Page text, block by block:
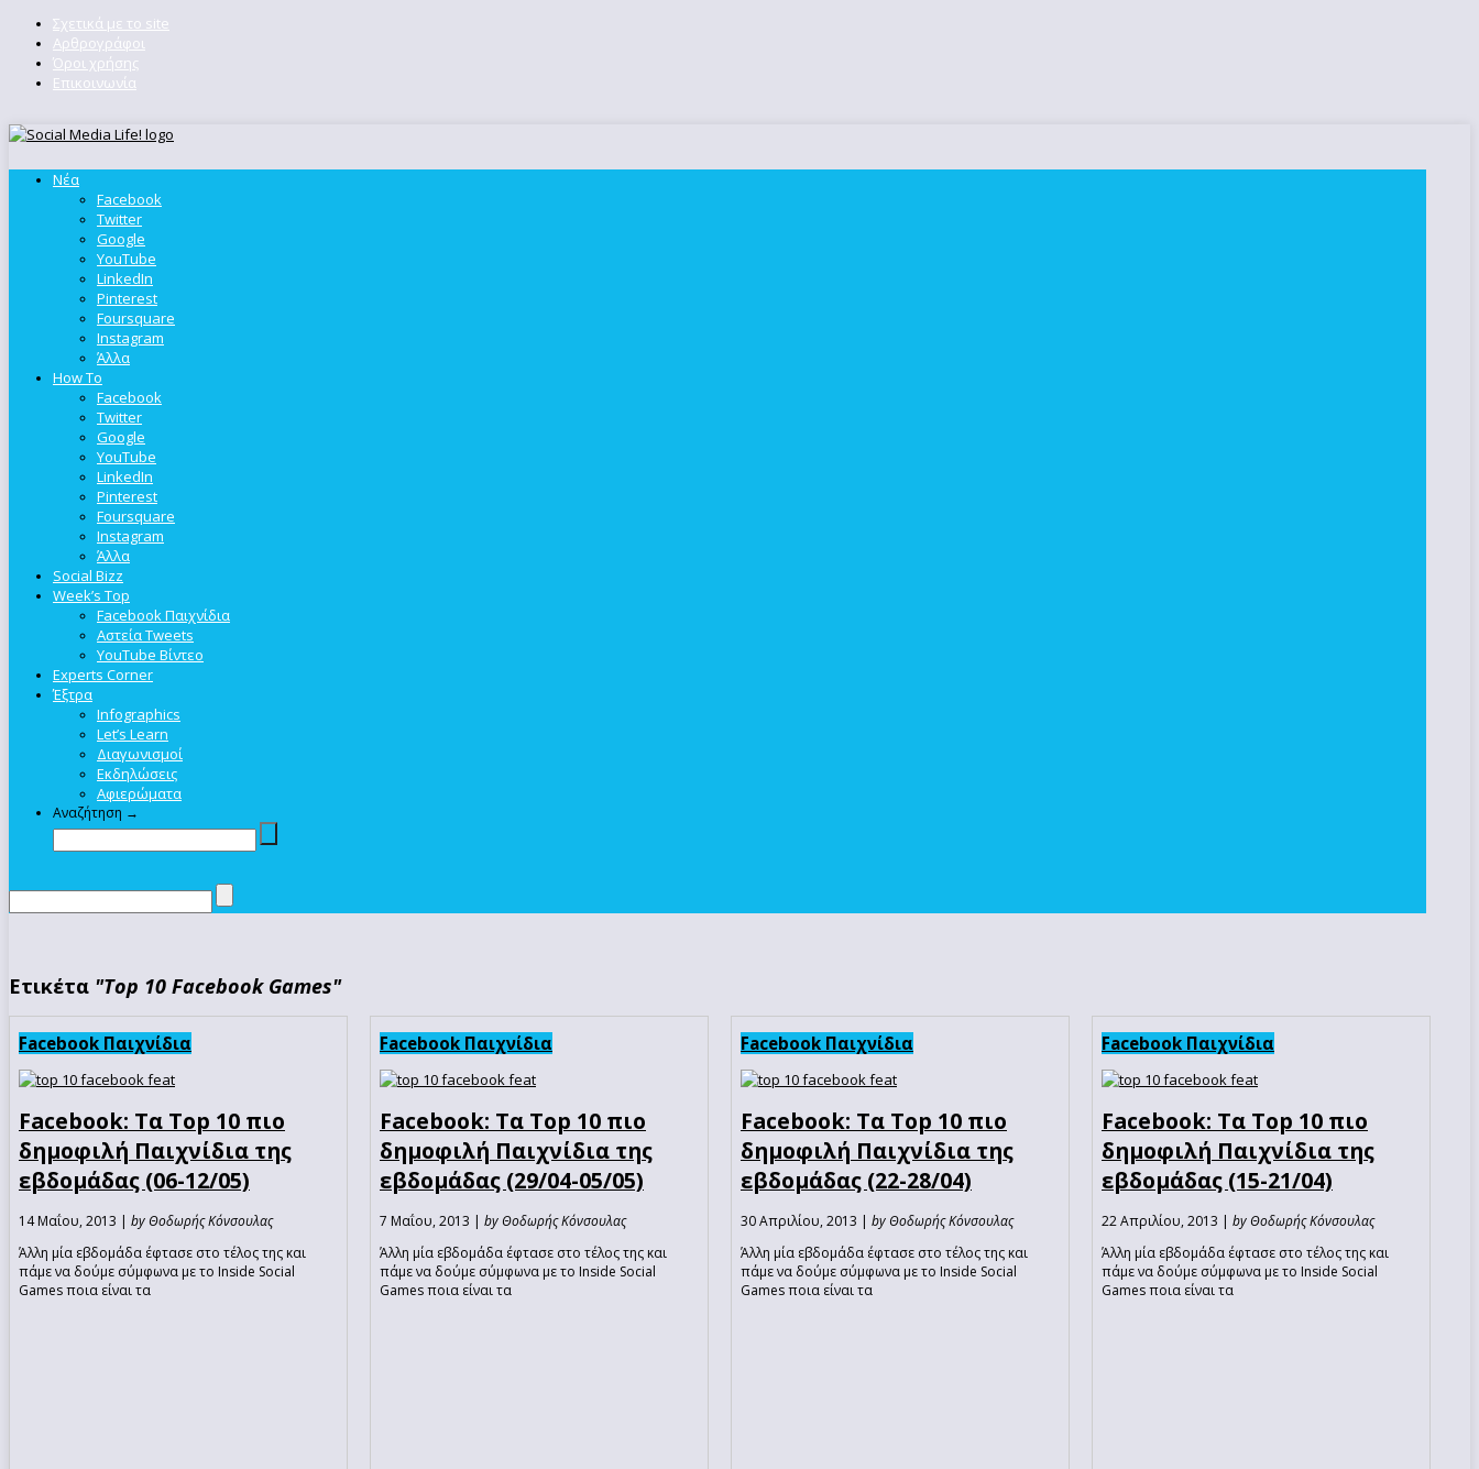
Σχετικά με το site
Αρθρογράφοι
Όροι χρήσης
Επικοινωνία
Νέα
Facebook
Twitter
Google
YouTube
LinkedIn
Pinterest
Foursquare
Instagram
Άλλα
How To
Facebook
Twitter
Google
YouTube
LinkedIn
Pinterest
Foursquare
Instagram
Άλλα
Social Bizz
Week’s Top
Facebook Παιχνίδια
Αστεία Tweets
YouTube Βίντεο
Experts Corner
Έξτρα
Infographics
Let’s Learn
Διαγωνισμοί
Εκδηλώσεις
Αφιερώματα
Αναζήτηση →
Ετικέτα "Top 10 Facebook Games"
Facebook Παιχνίδια
Facebook: Τα Top 10 πιο
δημοφιλή Παιχνίδια της
εβδομάδας (06-12/05)
14 Μαΐου, 2013 | by Θοδωρής Κόνσουλας
Άλλη μία εβδομάδα έφτασε στο τέλος της και
πάμε να δούμε σύμφωνα με το Inside Social
Games ποια είναι τα
Facebook Παιχνίδια
Facebook: Τα Top 10 πιο
δημοφιλή Παιχνίδια της
εβδομάδας (29/04-05/05)
7 Μαΐου, 2013 | by Θοδωρής Κόνσουλας
Άλλη μία εβδομάδα έφτασε στο τέλος της και
πάμε να δούμε σύμφωνα με το Inside Social
Games ποια είναι τα
Facebook Παιχνίδια
Facebook: Τα Top 10 πιο
δημοφιλή Παιχνίδια της
εβδομάδας (22-28/04)
30 Απριλίου, 2013 | by Θοδωρής Κόνσουλας
Άλλη μία εβδομάδα έφτασε στο τέλος της και
πάμε να δούμε σύμφωνα με το Inside Social
Games ποια είναι τα
Facebook Παιχνίδια
Facebook: Τα Top 10 πιο
δημοφιλή Παιχνίδια της
εβδομάδας (15-21/04)
22 Απριλίου, 2013 | by Θοδωρής Κόνσουλας
Άλλη μία εβδομάδα έφτασε στο τέλος της και
πάμε να δούμε σύμφωνα με το Inside Social
Games ποια είναι τα